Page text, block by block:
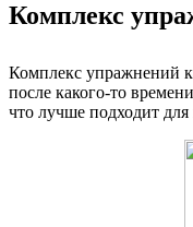
Комплекс
Комплекс упражнений
после какого-то
что лучше подходит